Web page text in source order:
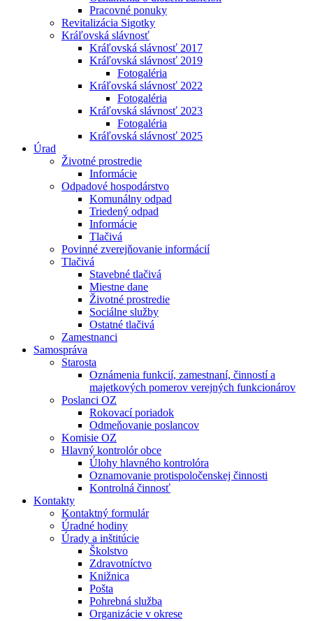
Pracovné ponuky
Revitalizácia Sigotky
Kráľovská slávnosť
Kráľovská slávnosť 2017
Kráľovská slávnosť 2019
Fotogaléria
Kráľovská slávnosť 2022
Fotogaléria
Kráľovská slávnosť 2023
Fotogaléria
Kráľovská slávnosť 2025
Úrad
Životné prostredie
Informácie
Odpadové hospodárstvo
Komunálny odpad
Triedený odpad
Informácie
Tlačivá
Povinné zverejňovanie informácií
Tlačivá
Stavebné tlačivá
Miestne dane
Životné prostredie
Sociálne služby
Ostatné tlačivá
Zamestnanci
Samospráva
Starosta
Oznámenia funkcií, zamestnaní, činností a
majetkových pomerov verejných funkcionárov
Poslanci OZ
Rokovací poriadok
Odmeňovanie poslancov
Komisie OZ
Hlavný kontrolór obce
Úlohy hlavného kontrolóra
Oznamovanie protispoločenskej činnosti
Kontrolná činnosť
Kontakty
Kontaktný formulár
Úradné hodiny
Úrady a inštitúcie
Školstvo
Zdravotníctvo
Knižnica
Pošta
Pohrebná služba
Organizácie v okrese